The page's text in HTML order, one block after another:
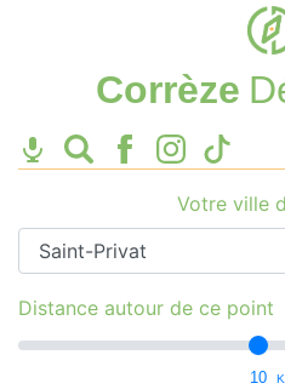
Corrèze
Votre ville
Distance autour de ce point
10